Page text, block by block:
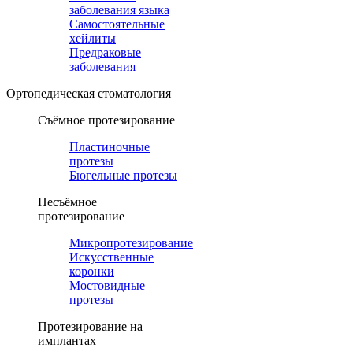
заболевания языка
Самостоятельные
хейлиты
Предраковые
заболевания
Ортопедическая cтоматология
Съёмное протезирование
Пластиночные
протезы
Бюгельные протезы
Несъёмное
протезирование
Микропротезирование
Искусственные
коронки
Мостовидные
протезы
Протезирование на
имплантах